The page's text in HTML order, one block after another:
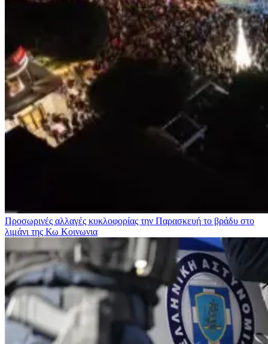
Προσωρινές αλλαγές κυκλοφορίας την Παρασκευή το βράδυ στο
λιμάνι της Κω Κοινωνια